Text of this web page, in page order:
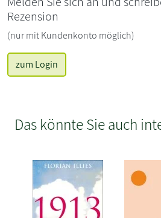
Rezension
(nur mit Kundenkonto möglich)
zum Login
Das könnte Sie auch